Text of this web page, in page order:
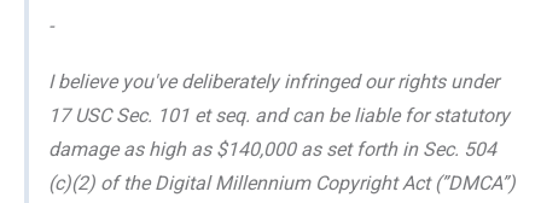
-
I believe you've deliberately infringed our rights under
17 USC Sec. 101 et seq. and can be liable for statutory
damage as high as $140,000 as set forth in Sec. 504
(c)(2) of the Digital Millennium Copyright Act (”DMCA”)